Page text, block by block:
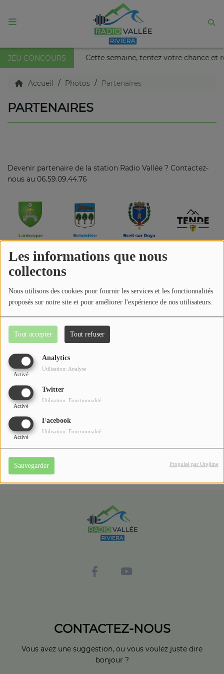
Les informations que nous
collectons
Nous utilisons des cookies pour fournir les services et les fonctionnalités
proposés sur notre site et pour améliorer l'expérience de nos utilisateurs.
Tout accepter Tout refuser
Analytics
Activé
Utilisation: Analyse
Twitter
Activé
Utilisation: Fonctionnalité
Facebook
Activé
Utilisation: Fonctionnalité
Sauvegarder Propulsé par Orejime
JEU CONCOURS
Nikaïa de Nice ! Cette semaine, tentez votre chance
ACCUEIL
Agenda
Emissions
Diffusions
Podcasts
Jeu concours
Contactez-nous
Se connecter
Accueil Photos Partenaires
PARTENAIRES
Devenir partenaire de la station Radio Vallée ? Contactez-
nous au 06.59.09.44.76
CONTACTEZ-NOUS
Vous avez une suggestion, ou vous voulez juste dire
bonjour ?